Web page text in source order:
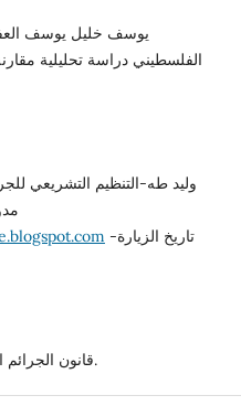
يوسف خليل يوسف
الفلسطيني دراسة تحليلية
وليد طه-التنظيم التشريعي
-تاريخ الزيارة
قانون الجرائم الإلكترونية الليبي رقم 5 لسنة 2022م.